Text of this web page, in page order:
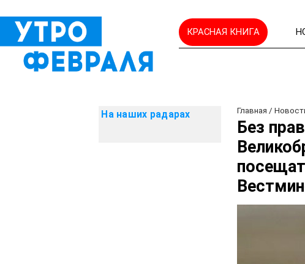
КРАСНАЯ КНИГА
На наших радарах Главная /
Без